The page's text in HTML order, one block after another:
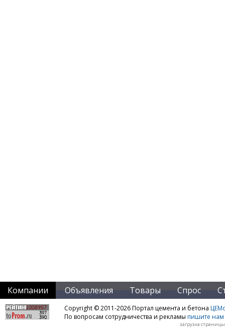
Компании Объявления Товары Спрос
Copyright © 2011-2026 Портал цемента и бетона
По вопросам сотрудничества и рекламы пишите нам
загрузка